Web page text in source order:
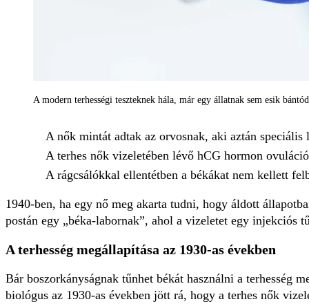
A modern terhességi teszteknek hála, már egy állatnak sem esik
A nők mintát adtak az orvosnak, aki aztán speciális
A terhes nők vizeletében lévő hCG hormon
A rágcsálókkal ellentétben a békákat nem kellett
1940-ben, ha egy nő meg akarta tudni, hogy áldott
postán egy „béka-labornak”, ahol a vizeletet egy injekciós
A terhesség megállapítása az 1930-as években
Bár boszorkányságnak tűnhet békát használni a terhesség
biológus az 1930-as években jött rá, hogy a terhes nők